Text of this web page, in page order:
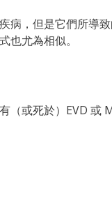
病，但是它們所導
也尤為相似。
（或死於）EVD 或